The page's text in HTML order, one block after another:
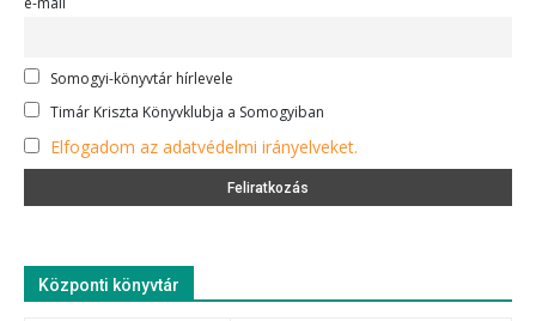
Somogyi-könyvtár hírlevele
Timár Kriszta Könyvklubja a Somogyiban
Elfogadom az adatvédelmi irányelveket.
Központi könyvtár